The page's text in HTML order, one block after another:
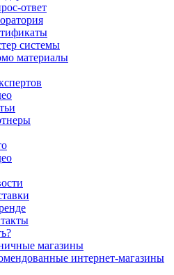
ответ
системы
материалы
магазины
интернет-магазины